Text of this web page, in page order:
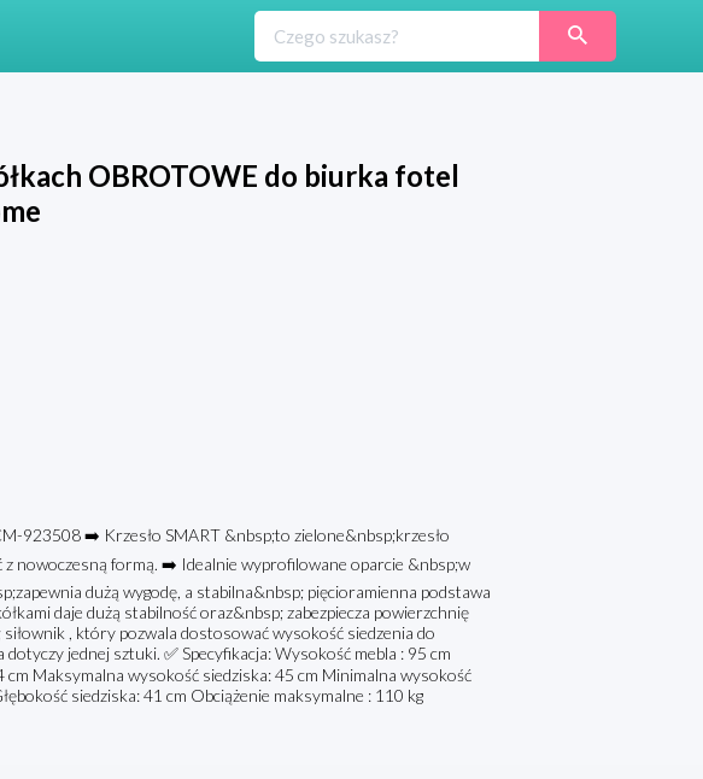
OBROTOWE do biurka fotel
923508 ➡️ Krzesło SMART &nbsp;to zielone&nbsp;krzesło
nowoczesną formą. ➡️ Idealnie wyprofilowane oparcie &nbsp;w
dużą wygodę, a stabilna&nbsp; pięcioramienna podstawa
daje dużą stabilność oraz&nbsp; zabezpiecza powierzchnię
, który pozwala dostosować wysokość siedzenia do
jednej sztuki. ✅ Specyfikacja: Wysokość mebla : 95 cm
cm Maksymalna wysokość siedziska: 45 cm Minimalna wysokość
siedziska: 41 cm Obciążenie maksymalne : 110 kg